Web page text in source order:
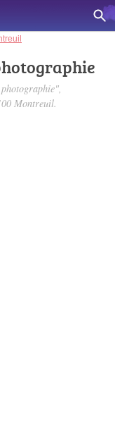
Montreuil.